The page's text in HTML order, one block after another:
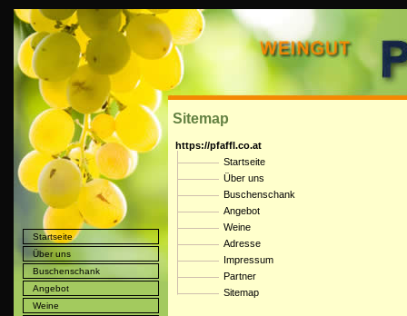
Startseite
Über uns
Buschenschank
Angebot
Weine
Sitemap
https://pfaffl.co.at
Startseite
Über uns
Buschenschank
Angebot
Weine
Adresse
Impressum
Partner
Sitemap